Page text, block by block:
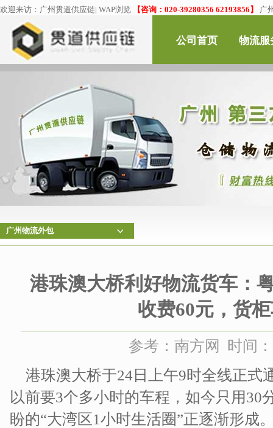
欢迎来访： 广州贯道供应链| WAP浏览 【咨询：020-39280356 62193856】 广
公司首页 物流服
广州物流外包
港珠澳大桥利好物流货车：
收费60元，货
参考：南方网 时间
港珠澳大桥于24日上午9时全线正式
以前要3个多小时的车程，如今只用30
盼的“大湾区1小时生活圈”正逐渐形成